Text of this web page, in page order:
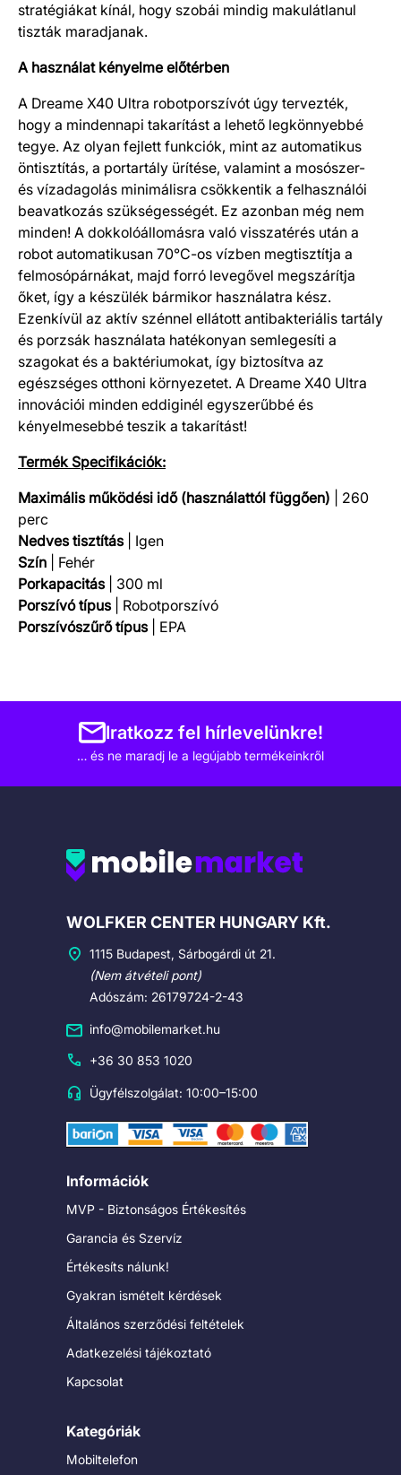
stratégiákat kínál, hogy szobái mindig makulátlanul
tiszták maradjanak.
A használat kényelme előtérben
A Dreame X40 Ultra robotporszívót úgy tervezték,
hogy a mindennapi takarítást a lehető legkönnyebbé
tegye. Az olyan fejlett funkciók, mint az automatikus
öntisztítás, a portartály ürítése, valamint a mosószer-
és vízadagolás minimálisra csökkentik a felhasználói
beavatkozás szükségességét. Ez azonban még nem
minden! A dokkolóállomásra való visszatérés után a
robot automatikusan 70°C-os vízben megtisztítja a
felmosópárnákat, majd forró levegővel megszárítja
őket, így a készülék bármikor használatra kész.
Ezenkívül az aktív szénnel ellátott antibakteriális tartály
és porzsák használata hatékonyan semlegesíti a
szagokat és a baktériumokat, így biztosítva az
egészséges otthoni környezetet. A Dreame X40 Ultra
innovációi minden eddiginél egyszerűbbé és
kényelmesebbé teszik a takarítást!
Termék Specifikációk:
Maximális működési idő (használattól függően) | 260
perc
Nedves tisztítás| Igen
Szín | Fehér
Porkapacitás| 300 ml
Porszívó típus
| Robotporszívó
Porszívószűrő típus| EPA
Iratkozz fel hírlevelünkre!
… és ne maradj le a legújabb termékeinkről
Cégadatok
WOLFKER CENTER HUNGARY Kft.
1115 Budapest, Sárbogárdi út 21.
(Nem átvételi pont)
Adószám: 26179724-2-43
info@mobilemarket.hu
+36 30 853 1020
Ügyfélszolgálat: 10:00–15:00
Információk
MVP - Biztonságos Értékesítés
Garancia és Szervíz
Értékesíts nálunk!
Gyakran ismételt kérdések
Általános szerződési feltételek
Adatkezelési tájékoztató
Kapcsolat
Kategóriák
Mobiltelefon